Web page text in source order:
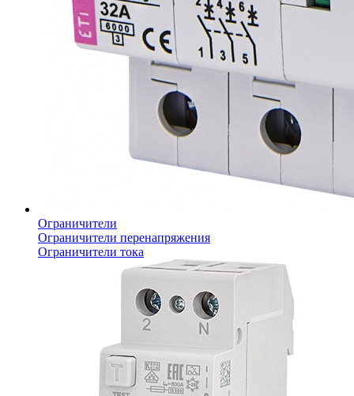
Ограничители
Ограничители перенапряжения
Ограничители тока